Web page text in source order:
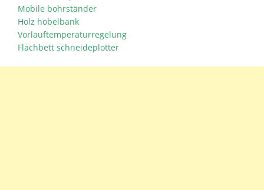
Mobile bohrständer
Holz hobelbank
Vorlauftemperaturregelung
Flachbett schneideplotter